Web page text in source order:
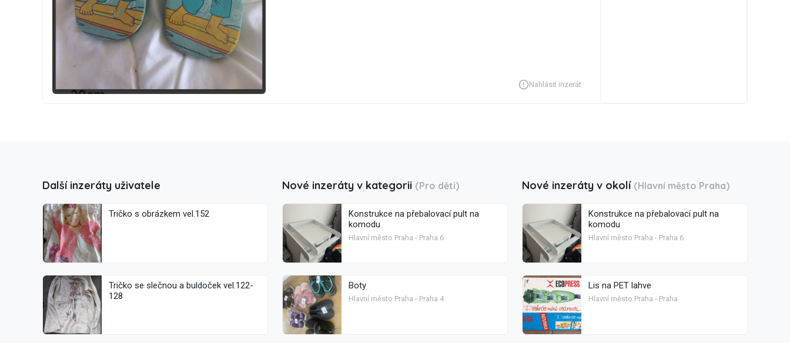
Nahlásit inzerát
Další inzeráty uživatele
Tričko s obrázkem vel.152
Tričko se slečnou a buldoček vel.122-
128
Nové inzeráty v kategorii (Pro děti)
Konstrukce na přebalovací pult na
komodu
Hlavní město Praha - Praha 6
Boty
Hlavní město Praha - Praha 4
Nové inzeráty v okolí (Hlavní město Praha)
Konstrukce na přebalovací pult na
komodu
Hlavní město Praha - Praha 6
Lis na PET lahve
Hlavní město Praha - Praha